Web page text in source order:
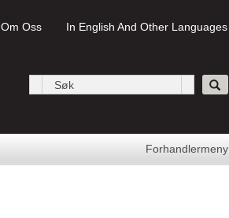
Om Oss In English And Other Languages
Forhandlermeny